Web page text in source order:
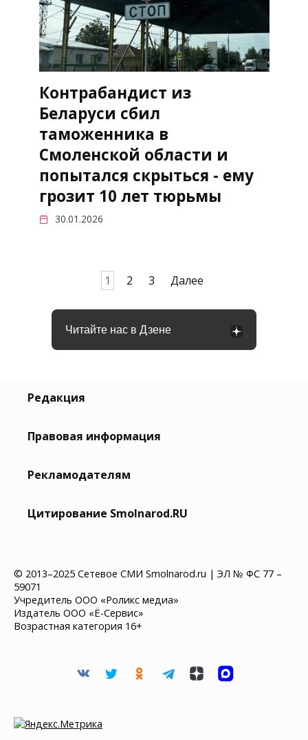
Контрабандист из
Беларуси сбил
таможенника в
Смоленской области и
попытался скрыться - ему
грозит 10 лет тюрьмы
30.01.2026
1 2 3 Далее
Читайте нас в Дзене
Редакция
Правовая информация
Рекламодателям
Цитирование Smolnarod.RU
© 2013–2025 Сетевое СМИ Smolnarod.ru | ЭЛ № ФС 77 –
59071
Учредитель ООО «Роликс медиа»
Издатель ООО «Ё-Сервис»
Возрастная категория 16+